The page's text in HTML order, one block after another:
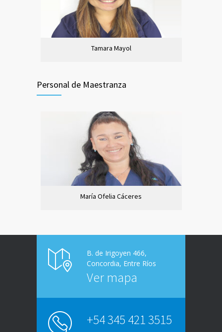
Tamara Mayol
Personal de Maestranza
María Ofelia Cáceres
B. de Irigoyen 466,
Concordia, Entre Ríos
Ver mapa
+54 345 421 3515